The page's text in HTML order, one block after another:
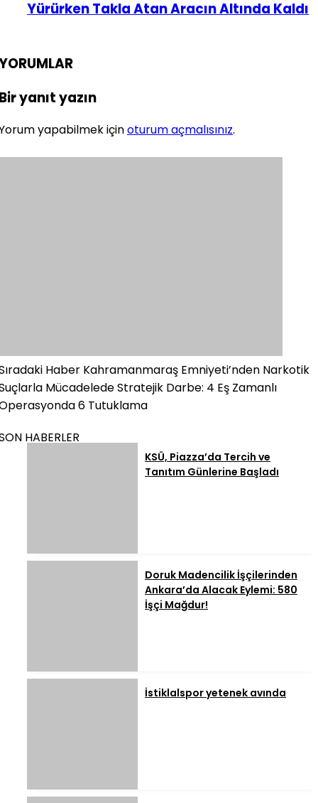
Yürürken Takla Atan Aracın Altında Kaldı
yanıt yazın
yapabilmek içinoturum açmalısınız.
Haber Kahramanmaraş Emniyeti’nden Narkotik
Mücadelede Stratejik Darbe: 4 Eş Zamanlı
6 Tutuklama
HABERLER
KSÜ, Piazza’da Tercih ve
Tanıtım Günlerine Başladı
Doruk Madencilik İşçilerinden
Ankara’da Alacak Eylemi: 580
İşçi Mağdur!
İstiklalspor yetenek avında